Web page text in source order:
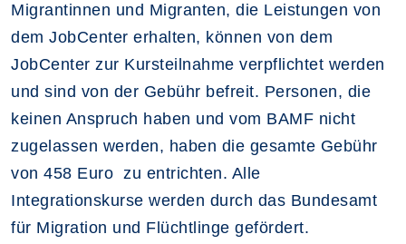
Migrantinnen und Migranten, die Leistungen von
dem JobCenter erhalten, können von dem
JobCenter zur Kursteilnahme verpflichtet werden
und sind von der Gebühr befreit. Personen, die
keinen Anspruch haben und vom BAMF nicht
zugelassen werden, haben die gesamte Gebühr
von 458 Euro zu entrichten. Alle
Integrationskurse werden durch das Bundesamt
für Migration und Flüchtlinge gefördert.